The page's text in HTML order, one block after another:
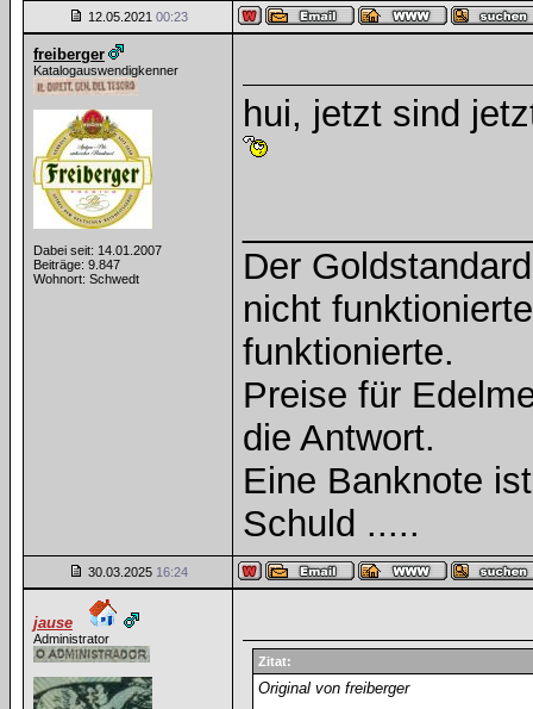
12.05.2021 00:23
freiberger
Katalogauswendigkenner
Dabei seit: 14.01.2007
Beiträge: 9.847
Wohnort: Schwedt
hui, jetzt sind
Der
nicht
funktionierte.
Preise für
die Antwort.
Eine Banknote
Schuld .....
30.03.2025 16:24
jause
Administrator
Zitat:
Original von freiberger